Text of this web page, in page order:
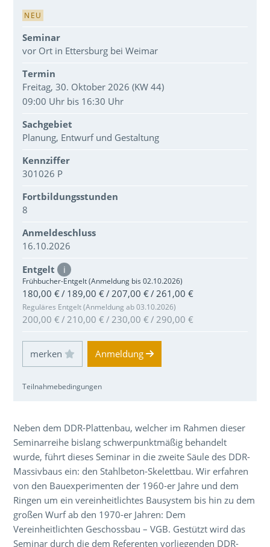
Veranstaltungsdaten
NEU
Seminar
vor Ort in Ettersburg bei Weimar
Termin
Freitag, 30. Oktober 2026 (KW 44)
09:00 Uhr bis 16:30 Uhr
Sachgebiet
Planung, Entwurf und Gestaltung
Kennziffer
301026 P
Fortbildungsstunden
8
Anmeldeschluss
16.10.2026
Entgelt i
Frühbucher-Entgelt (Anmeldung bis 02.10.2026)
180,00 € / 189,00 € / 207,00 € / 261,00 €
Reguläres Entgelt (Anmeldung ab 03.10.2026)
200,00 € / 210,00 € / 230,00 € / 290,00 €
Einloggen und Merkliste benutzen
Anmeldung
Teilnahmebedingungen
Neben dem DDR-Plattenbau, welcher im Rahmen dieser
Seminarreihe bislang schwerpunktmäßig behandelt
wurde, führt dieses Seminar in die zweite Säule des DDR-
Massivbaus ein: den Stahlbeton-Skelettbau. Wir erfahren
von den Bauexperimenten der 1960-er Jahre und dem
Ringen um ein vereinheitlichtes Bausystem bis hin zu dem
großen Wurf ab den 1970-er Jahren: Dem
Vereinheitlichten Geschossbau – VGB. Gestützt wird das
Seminar durch die dem Referenten vorliegenden DDR-